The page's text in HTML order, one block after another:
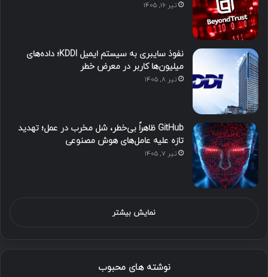
تیر ۱۶, ۱۴۰۵
نفوذ سایبری به سیستم ایمیل KDDI؛ داده‌های
میلیون‌ها کاربر در معرض خطر
تیر ۸, ۱۴۰۵
GitHub ظاهراً بی‌خطر، شل مخرب در عمل؛ تهدید
تازه علیه عامل‌های هوش مصنوعی
تیر ۷, ۱۴۰۵
نمایش بیشتر
نوشته های محبوب